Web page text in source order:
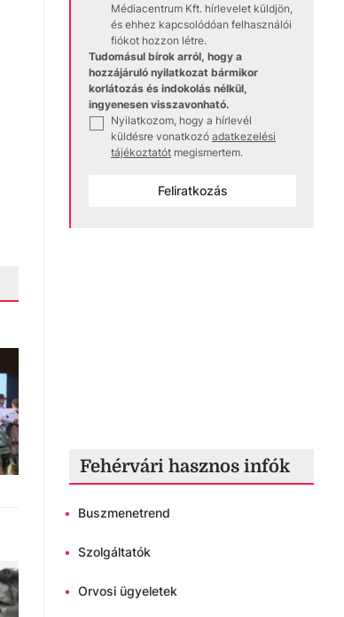
Médiacentrum Kft. hírlevelet küldjön,
és ehhez kapcsolódóan felhasználói
fiókot hozzon létre.
Tudomásul bírok arról, hogy a
hozzájáruló nyilatkozat bármikor
korlátozás és indokolás nélkül,
ingyenesen visszavonható.
✓
Nyilatkozom, hogy a hírlevél
küldésre vonatkozó adatkezelési
tájékoztatót megismertem.
Feliratkozás
Fehérvári hasznos infók
• Buszmenetrend
• Szolgáltatók
• Orvosi ügyeletek